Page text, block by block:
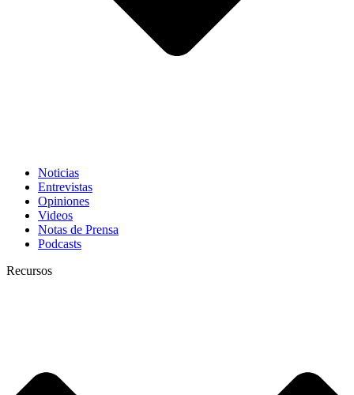
Noticias
Entrevistas
Opiniones
Videos
Notas de Prensa
Podcasts
Recursos